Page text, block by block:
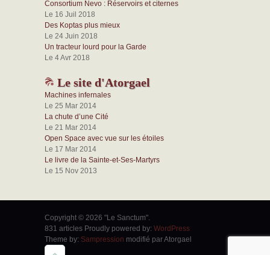
Consortium Nevo : Réservoirs et citernes
Le 16 Juil 2018
Des Koptas plus mieux
Le 24 Juin 2018
Un tracteur lourd pour la Garde
Le 4 Avr 2018
Le site d'Atorgael
Machines infernales
Le 25 Mar 2014
La chute d’une Cité
Le 21 Mar 2014
Open Space avec vue sur les étoiles
Le 17 Mar 2014
Le livre de la Sainte-et-Ses-Martyrs
Le 15 Nov 2013
Copyright © 2026 "Le Sanctum".
831 articles Proudly powered by: WordPress
Theme by: Sampression modifié par Atorgael